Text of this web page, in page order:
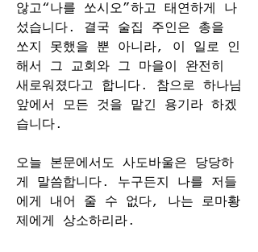
않고“나를 쏘시오”하고 태연하게 나
섰습니다. 결국 술집 주인은 총을
쏘지 못했을 뿐 아니라, 이 일로 인
해서 그 교회와 그 마을이 완전히
새로워졌다고 합니다. 참으로 하나님
앞에서 모든 것을 맡긴 용기라 하겠
습니다.
오늘 본문에서도 사도바울은 당당하
게 말씀합니다. 누구든지 나를 저들
에게 내어 줄 수 없다, 나는 로마황
제에게 상소하리라.